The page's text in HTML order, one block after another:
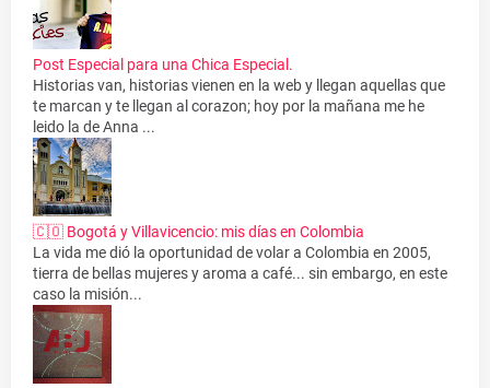
Post Especial para una Chica Especial.
Historias van, historias vienen en la web y llegan aquellas que
te marcan y te llegan al corazon; hoy por la mañana me he
leido la de Anna ...
🇨🇴 Bogotá y Villavicencio: mis días en Colombia
La vida me dió la oportunidad de volar a Colombia en 2005,
tierra de bellas mujeres y aroma a café... sin embargo, en este
caso la misión...